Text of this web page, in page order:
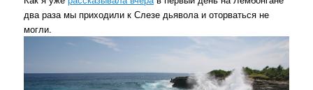
два раза мы приходили к Слезе дьявола и оторваться не
могли.